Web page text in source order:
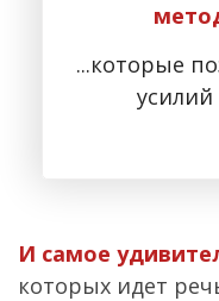
...которые
усилий
И самое
которых идет